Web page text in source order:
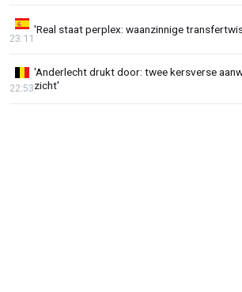
'Real staat perplex: waanzinnige
23:11
'Anderlecht drukt door: twee kersverse
zicht'
22:53